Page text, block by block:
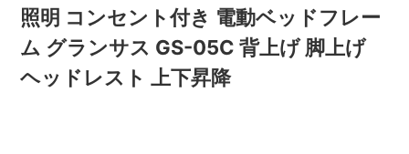
照明 コンセント付き 電動ベッドフレー
ム グランサス GS-05C 背上げ 脚上げ
ヘッドレスト 上下昇降